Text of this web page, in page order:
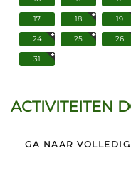
17 18 19
24 25 26
31
ACTIVITEITEN
GA NAAR